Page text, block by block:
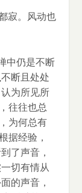
寂。风动也
中仍是不断
断且处处
为所见所
往往也总
为何总有
据经验，
了声音，
切有情从
的声音，